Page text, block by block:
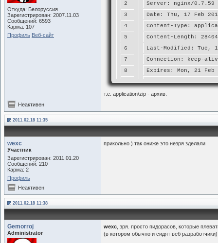
Откуда: Белоруссия
Зарегистрирован: 2007.11.03
Сообщений: 6593
Карма: 107
Профиль Веб-сайт
2
3
4
5
6
7
8
9
10
Server: nginx/0.7.59
Date: Thu, 17 Feb
Content-Type:
Content-Length: 28404
Last-Modified: Tue,
Connection: keep-
Expires: Mon, 21 Feb
Cache-Control: max-
Accept-Ranges: bytes
т.е. application/zip - архив.
Неактивен
2011.02.18 11:35
wexc
Участник
Зарегистрирован: 2011.01.20
Сообщений: 210
Карма: 2
Профиль
прикольно ) так ониже это незря зделали
Неактивен
2011.02.18 11:38
Gemorroj
Administrator
wexc , зря. просто пидорасов, которые
(в котором обычно и сидят веб